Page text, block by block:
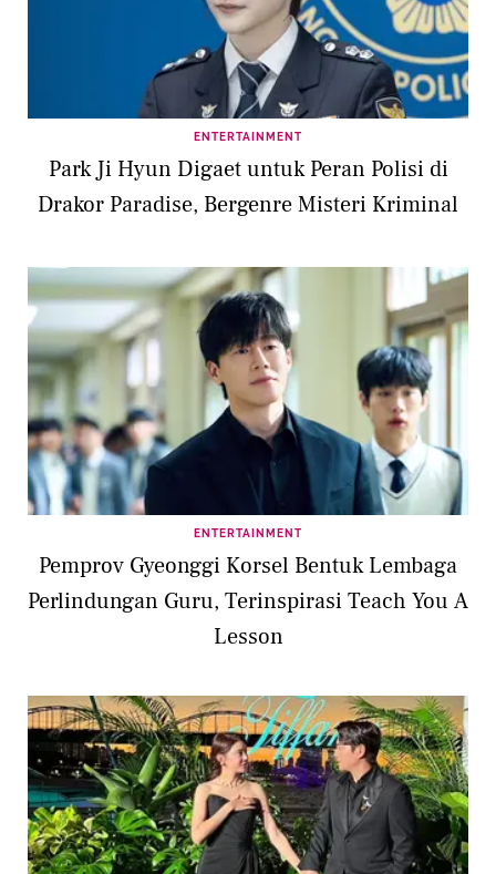
ENTERTAINMENT
Park Ji Hyun Digaet untuk Peran Polisi di
Drakor Paradise, Bergenre Misteri Kriminal
ENTERTAINMENT
Pemprov Gyeonggi Korsel Bentuk Lembaga
Perlindungan Guru, Terinspirasi Teach You A
Lesson